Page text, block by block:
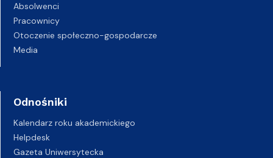
Absolwenci
Pracownicy
Otoczenie społeczno-gospodarcze
Media
Odnośniki
Kalendarz roku akademickiego
Helpdesk
Gazeta Uniwersytecka